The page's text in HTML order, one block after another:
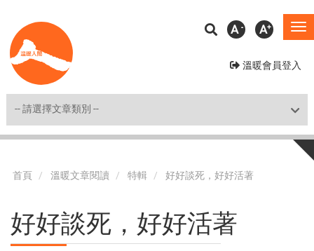
至
主
溫暖會員登入
A A
Shortcut
首頁 溫暖文章閱讀 特輯 好好談死，好好活著
好好談死，好好活著